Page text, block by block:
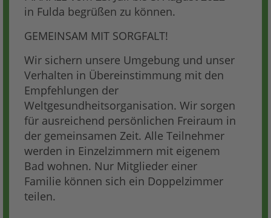
in Fulda begrüßen zu können.
GEMEINSAM MIT SORGFALT!
Wir sichern unsere Umgebung und unser
Verhalten in Übereinstimmung mit den
Empfehlungen der
Weltgesundheitsorganisation. Wir sorgen
für ausreichend persönlichen Freiraum in
der gemeinsamen Zeit. Alle Teilnehmer
werden in Einzelzimmern mit eigenem
Bad wohnen. Nur Mitglieder einer
Familie können sich ein Doppelzimmer
teilen.